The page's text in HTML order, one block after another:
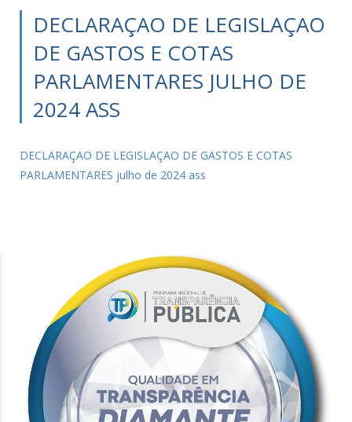
DECLARAÇAO DE LEGISLAÇAO
DE GASTOS E COTAS
PARLAMENTARES JULHO DE
2024 ASS
DECLARAÇAO DE LEGISLAÇAO DE GASTOS E COTAS
PARLAMENTARES julho de 2024 ass